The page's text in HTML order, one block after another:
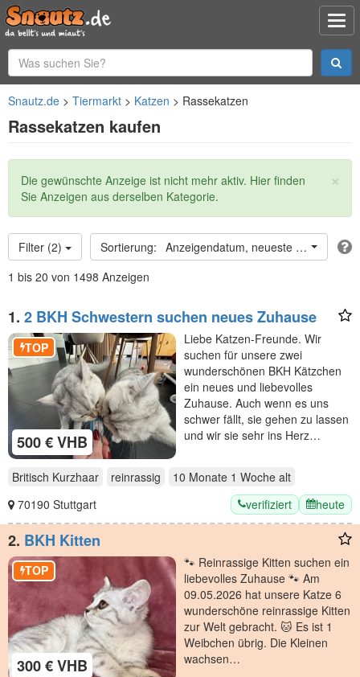
Snautz.de Tiermarkt Katzen Rassekatzen
Rassekatzen kaufen
×
Statusmeldung
Die gewünschte Anzeige ist nicht mehr aktiv. Hier finden
Sie Anzeigen aus derselben Kategorie.
Filter (2)
Anzeigendatum, neueste oben
1 bis 20 von 1498 Anzeigen
1. 2 BKH Schwestern suchen neues Zuhause
500 € VHB
TOP
Liebe Katzen-Freunde. Wir
suchen für unsere zwei
wunderschönen BKH Kätzchen
ein neues und liebevolles
Zuhause. Auch wenn es uns
schwer fällt, sie gehen zu lassen
und wir sie sehr ins Herz…
Britisch Kurzhaar reinrassig 10 Monate 1 Woche alt
70190 Stuttgart
verifiziert heute
2. BKH Kitten
300 € VHB
TOP
🐾 Reinrassige Kitten suchen ein
liebevolles Zuhause 🐾 Am
09.05.2026 hat unsere Katze 6
wunderschöne reinrassige Kitten
zur Welt gebracht. 🐱 Es ist 1
Weibchen übrig. Die Kleinen
wachsen…